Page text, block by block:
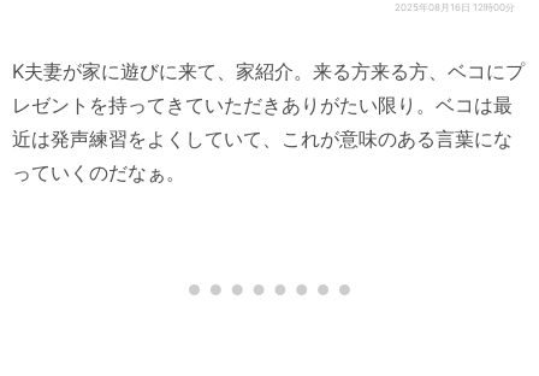
2025年08月16日 12時00分
K夫妻が家に遊びに来て、家紹介。来る方来る方、ベコにプ
レゼントを持ってきていただきありがたい限り。ベコは最
近は発声練習をよくしていて、これが意味のある言葉にな
っていくのだなぁ。